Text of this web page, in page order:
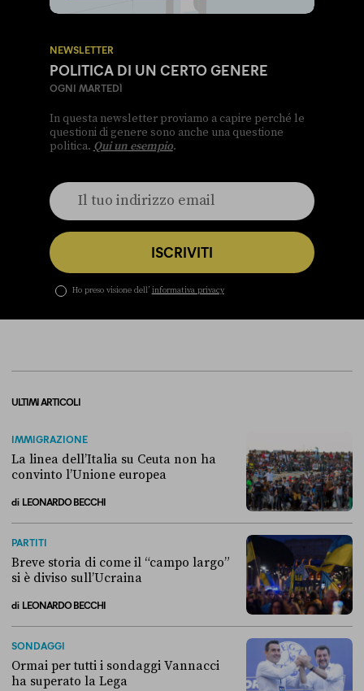
NEWSLETTER
POLITICA DI UN CERTO GENERE
OGNI MARTEDÌ
In questa newsletter proviamo a capire perché le
questioni di genere sono anche una questione
politica. Qui un esempio.
ISCRIVITI
Ho preso visione dell’ informativa privacy
ULTIMI ARTICOLI
IMMIGRAZIONE
La linea dell’Italia su Ceuta non ha
convinto l’Unione europea
di LEONARDO BECCHI
PARTITI
Breve storia di come il “campo largo”
si è diviso sull’Ucraina
di LEONARDO BECCHI
SONDAGGI
Ormai per tutti i sondaggi Vannacci
ha superato la Lega